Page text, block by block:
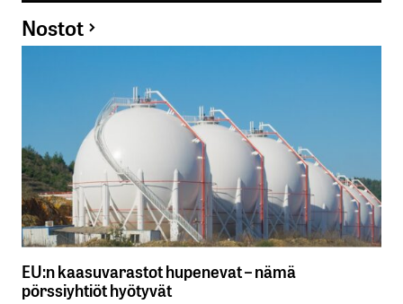
Nostot
EU:n kaasuvarastot hupenevat – nämä
pörssiyhtiöt hyötyvät